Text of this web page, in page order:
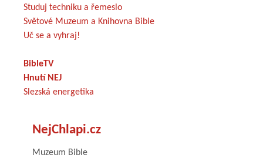
Studuj techniku a řemeslo
Světové Muzeum a Knihovna Bible
Uč se a vyhraj!
BibleTV
Hnutí NEJ
Slezská energetika
NejChlapi.cz
Muzeum Bible